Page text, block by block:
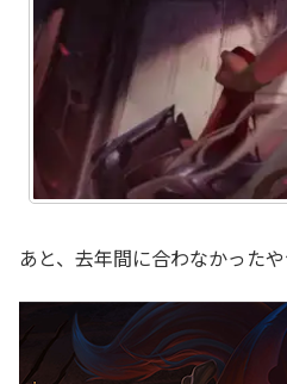
あと、去年間に合わなかったや